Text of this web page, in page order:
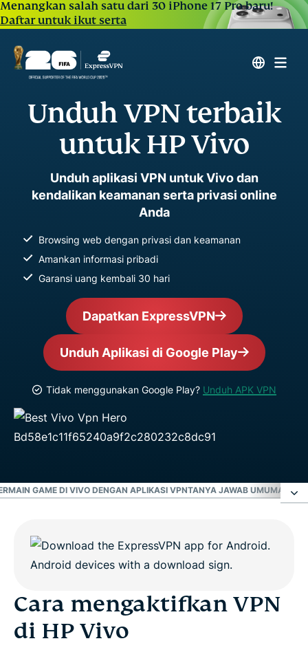
Menangkan salah satu dari 30 iPhone 17 Pro baru!
Daftar untuk ikut serta
Unduh VPN terbaik
untuk HP Vivo
Unduh aplikasi VPN untuk Vivo dan
kendalikan keamanan serta privasi online
Anda
Browsing web dengan privasi dan keamanan
Amankan informasi pribadi
Garansi uang kembali 30 hari
Dapatkan ExpressVPN
Unduh Aplikasi di Google Play
Tidak menggunakan Google Play? Unduh APK VPN
GAME DI VIVO DENGAN APLIKASI VPNTANYA JAWAB UMUM
Hubungkan aplikasi ExpressVPN di Vivo dalam 3
Mengapa ExpressVPN adalah aplikasi VPN terbaik
Cara mengaktifkan VPN
di HP Vivo